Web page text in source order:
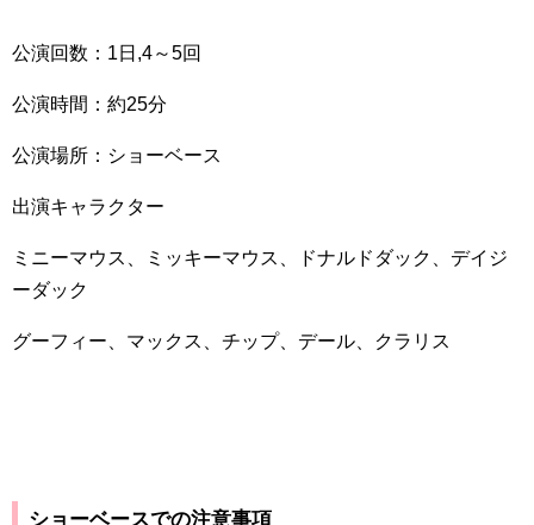
公演回数： 1日,4～5回
公演時間：約25分
公演場所：ショーベース
出演キャラクター
ミニーマウス、ミッキーマウス、ドナルドダック、デイジ
ーダック
グーフィー、マックス、チップ、デール、クラリス
ショーベースでの注意事項